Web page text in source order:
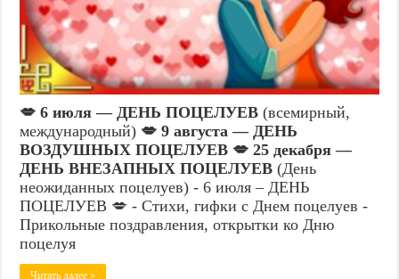
💋 6 июля — ДЕНЬ ПОЦЕЛУЕВ (всемирный,
международный) 💋 9 августа — ДЕНЬ
ВОЗДУШНЫХ ПОЦЕЛУЕВ 💋 25 декабря —
ДЕНЬ ВНЕЗАПНЫХ ПОЦЕЛУЕВ (День
неожиданных поцелуев) - 6 июля – ДЕНЬ
ПОЦЕЛУЕВ 💋 - Стихи, гифки с Днем поцелуев -
Прикольные поздравления, открытки ко Дню
поцелуя
Читать далее »